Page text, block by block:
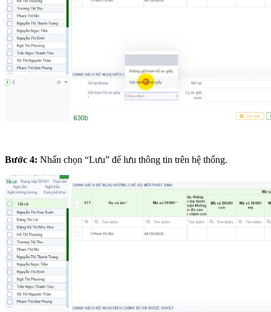
Bước 4: Nhấn chọn “Lưu” để lưu thông tin trên hệ thống.